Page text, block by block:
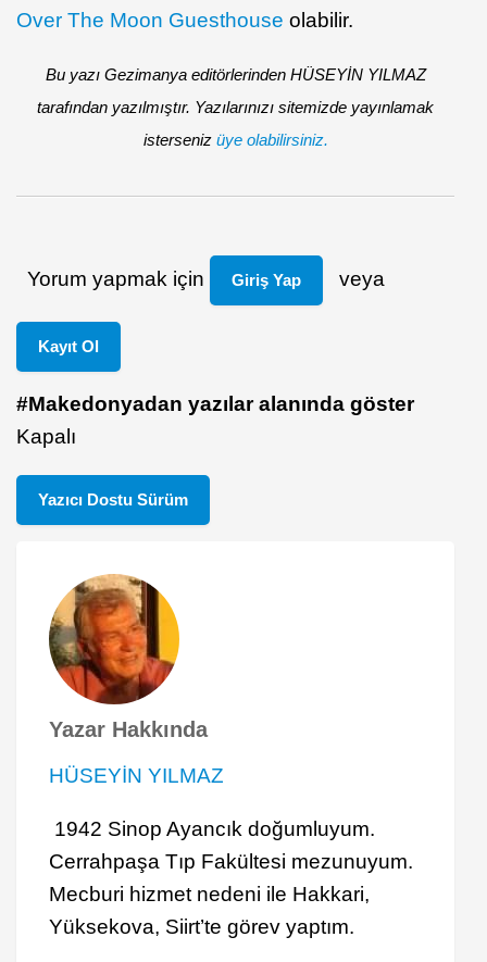
Over The Moon Guesthouse olabilir.
Bu yazı Gezimanya editörlerinden HÜSEYİN YILMAZ
tarafından yazılmıştır. Yazılarınızı sitemizde yayınlamak
isterseniz üye olabilirsiniz.
Yorum yapmak için Giriş Yap veya
Kayıt Ol
#Makedonyadan yazılar alanında göster
Kapalı
Yazıcı Dostu Sürüm
Yazar Hakkında
HÜSEYİN YILMAZ
1942 Sinop Ayancık doğumluyum.
Cerrahpaşa Tıp Fakültesi mezunuyum.
Mecburi hizmet nedeni ile Hakkari,
Yüksekova, Siirt’te görev yaptım.